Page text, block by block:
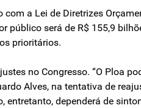
a Lei de Diretrizes
será de R$ 155,9
prioritários.
no Congresso. “O Ploa
Alves, na tentativa de
dependerá de